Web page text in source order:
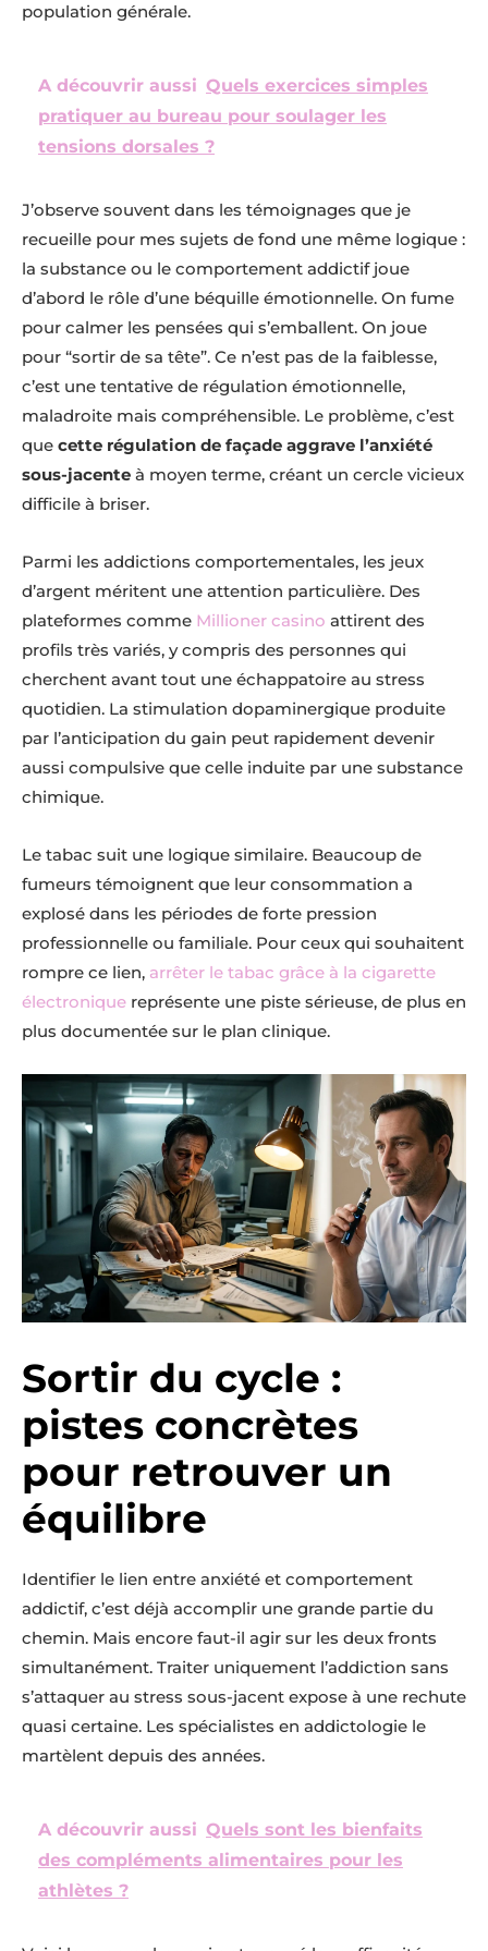
population générale.
A découvrir aussi Quels exercices simples
pratiquer au bureau pour soulager les
tensions dorsales ?
J’observe souvent dans les témoignages que je
recueille pour mes sujets de fond une même logique :
la substance ou le comportement addictif joue
d’abord le rôle d’une béquille émotionnelle. On fume
pour calmer les pensées qui s’emballent. On joue
pour “sortir de sa tête”. Ce n’est pas de la faiblesse,
c’est une tentative de régulation émotionnelle,
maladroite mais compréhensible. Le problème, c’est
que cette régulation de façade aggrave l’anxiété
sous-jacente à moyen terme, créant un cercle vicieux
difficile à briser.
Parmi les addictions comportementales, les jeux
d’argent méritent une attention particulière. Des
plateformes comme Millioner casino attirent des
profils très variés, y compris des personnes qui
cherchent avant tout une échappatoire au stress
quotidien. La stimulation dopaminergique produite
par l’anticipation du gain peut rapidement devenir
aussi compulsive que celle induite par une substance
chimique.
Le tabac suit une logique similaire. Beaucoup de
fumeurs témoignent que leur consommation a
explosé dans les périodes de forte pression
professionnelle ou familiale. Pour ceux qui souhaitent
rompre ce lien, arrêter le tabac grâce à la cigarette
électronique représente une piste sérieuse, de plus en
plus documentée sur le plan clinique.
Sortir du cycle :
pistes concrètes
pour retrouver un
équilibre
Identifier le lien entre anxiété et comportement
addictif, c’est déjà accomplir une grande partie du
chemin. Mais encore faut-il agir sur les deux fronts
simultanément. Traiter uniquement l’addiction sans
s’attaquer au stress sous-jacent expose à une rechute
quasi certaine. Les spécialistes en addictologie le
martèlent depuis des années.
A découvrir aussi Quels sont les bienfaits
des compléments alimentaires pour les
athlètes ?